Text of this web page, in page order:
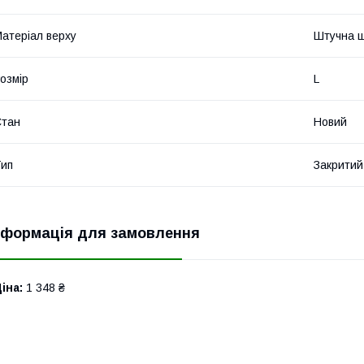
верху Штучна
L
Новий
Закритий
для замовлення
1 348 ₴